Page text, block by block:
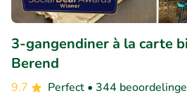
3-gangendiner à la carte
Berend
9.7 Perfect • 344